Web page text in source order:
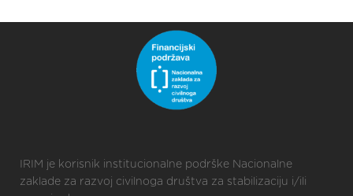
IRIM je korisnik institucionalne podrške Nacionalne
zaklade za razvoj civilnoga društva za stabilizaciju i/ili